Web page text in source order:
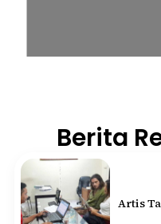
Berita
Artis